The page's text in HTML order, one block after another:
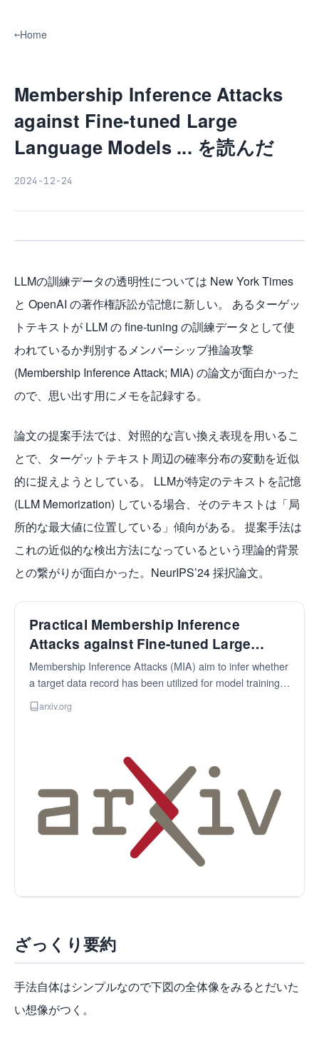
Home
Membership Inference Attacks
against Fine-tuned Large
Language Models ... を読んだ
2024-12-24
LLMの訓練データの透明性については New York Times
と OpenAI の著作権訴訟が記憶に新しい。 あるターゲッ
トテキストが LLM の fine-tuning の訓練データとして使
われているか判別するメンバーシップ推論攻撃
(Membership Inference Attack; MIA) の論文が面白かった
ので、思い出す用にメモを記録する。
論文の提案手法では、対照的な言い換え表現を用いるこ
とで、ターゲットテキスト周辺の確率分布の変動を近似
的に捉えようとしている。 LLMが特定のテキストを記憶
(LLM Memorization) している場合、そのテキストは「局
所的な最大値に位置している」傾向がある。 提案手法は
これの近似的な検出方法になっているという理論的背景
との繋がりが面白かった。NeurIPS’24 採択論文。
Practical Membership Inference
Attacks against Fine-tuned Large
Language Models via Self-prompt
Calibration
Membership Inference Attacks (MIA) aim to infer whether
a target data record has been utilized for model training
or not. Existing MIAs designed for large language models
(LLMs) can be bifurcated into two types: reference-free
probability measured on the target model with reference
models, this illusion of privacy risk heavily depends on a
reference dataset that closely resembles the training set.
Both two types of attacks are predicated on the
hypothesis that training records consistently maintain a
higher probability of being sampled. However, this
hypothesis heavily relies on the overfitting of target
methods and the generalization of LLMs. Thus, these
Attack based on Self-calibrated Probabilistic Variation
(SPV-MIA). Specifically, we introduce a self-prompt
approach, which constructs the dataset to fine-tune the
reference model by prompting the target LLM itself. In
this manner, the adversary can collect a dataset with a
arxiv.org
ざっくり要約
手法自体はシンプルなので下図の全体像をみるとだいた
い想像がつく。